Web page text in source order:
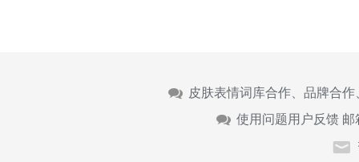
皮肤表情词库合作、品牌合
使用问题用户反馈 邮